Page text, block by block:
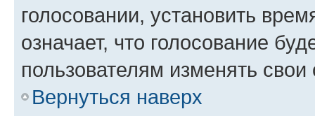
голосовании, установить
означает, что голосование
пользователям изменять свои
Вернуться наверх